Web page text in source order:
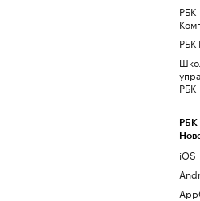
РБК
РБК
РБК
РБК
iOS